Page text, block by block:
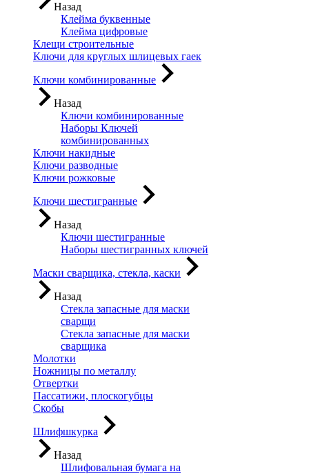
Назад
Клейма буквенные
Клейма цифровые
Клещи строительные
Ключи для круглых шлицевых гаек
Ключи комбинированные
Назад
Ключи комбинированные
Наборы Ключей
комбинированных
Ключи накидные
Ключи разводные
Ключи рожковые
Ключи шестигранные
Назад
Ключи шестигранные
Наборы шестигранных ключей
Маски сварщика, стекла, каски
Назад
Стекла запасные для маски
сварщи
Стекла запасные для маски
сварщика
Молотки
Ножницы по металлу
Отвертки
Пассатижи, плоскогубцы
Скобы
Шлифшкурка
Назад
Шлифовальная бумага на